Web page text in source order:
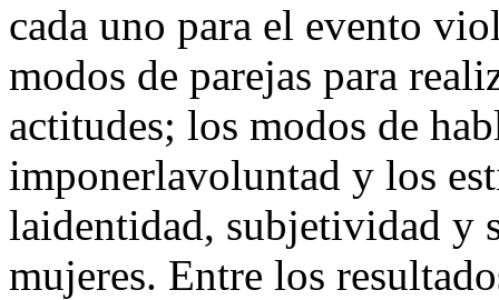
cada uno para el evento
modos de parejas para
actitudes; los modos de
imponerlavoluntad y los
laidentidad, subjetividad y
mujeres. Entre los